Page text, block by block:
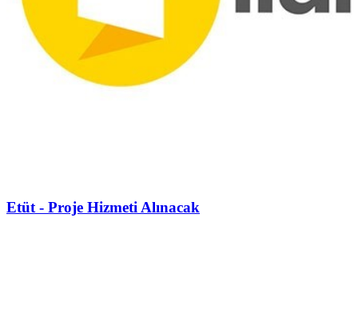
Etüt - Proje Hizmeti Alınacak